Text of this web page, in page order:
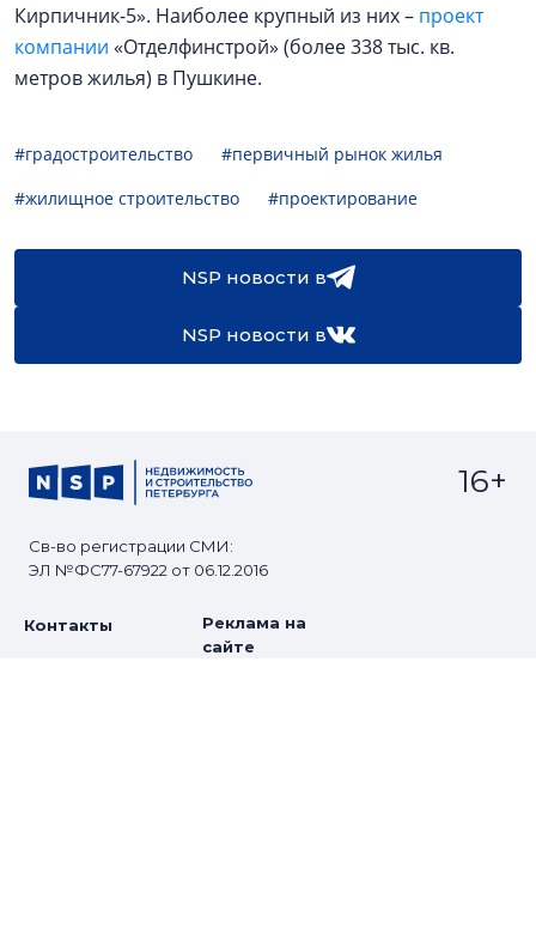
Кирпичник-5». Наиболее крупный из них – проект
компании «Отделфинстрой» (более 338 тыс. кв.
метров жилья) в Пушкине.
#градостроительство
#первичный рынок жилья
#жилищное строительство
#проектирование
NSP новости в
NSP новости в
Св-во регистрации СМИ:
ЭЛ №ФС77-67922 от 06.12.2016
16+
Контакты
Реклама на
сайте